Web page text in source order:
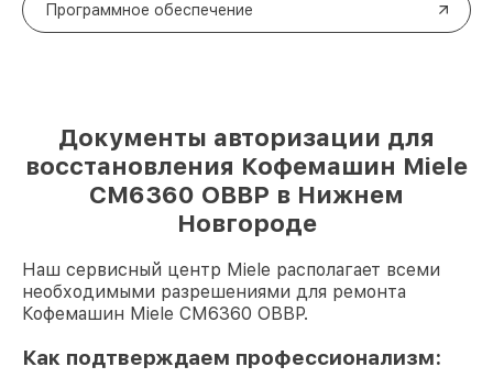
Программное обеспечение
Документы авторизации для
восстановления Кофемашин Miele
CM6360 OBBP в Нижнем
Новгороде
Наш сервисный центр Miele располагает всеми
необходимыми разрешениями для ремонта
Кофемашин Miele CM6360 OBBP.
Как подтверждаем профессионализм: